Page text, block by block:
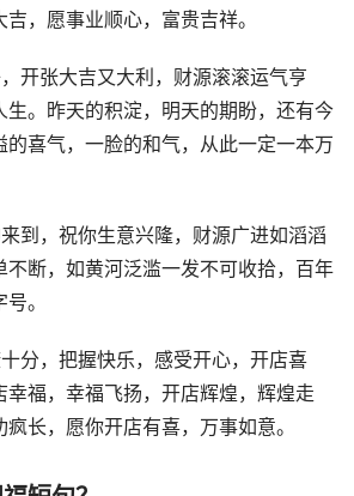
，愿事业顺心，富贵吉祥。
开张大吉又大利，财源滚滚运气亨
生。昨天的积淀，明天的期盼，还有今
的喜气，一脸的和气，从此一定一本万
到，祝你生意兴隆，财源广进如滔滔
不断，如黄河泛滥一发不可收拾，百年
。
分，把握快乐，感受开心，开店喜
幸福，幸福飞扬，开店辉煌，辉煌走
长，愿你开店有喜，万事如意。